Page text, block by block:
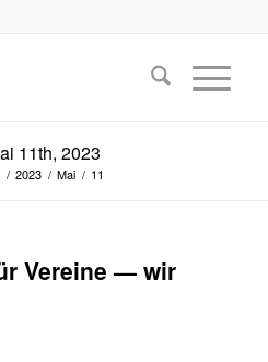
11th, 2023
/ 2023 / Mai / 11
Vereine — wir